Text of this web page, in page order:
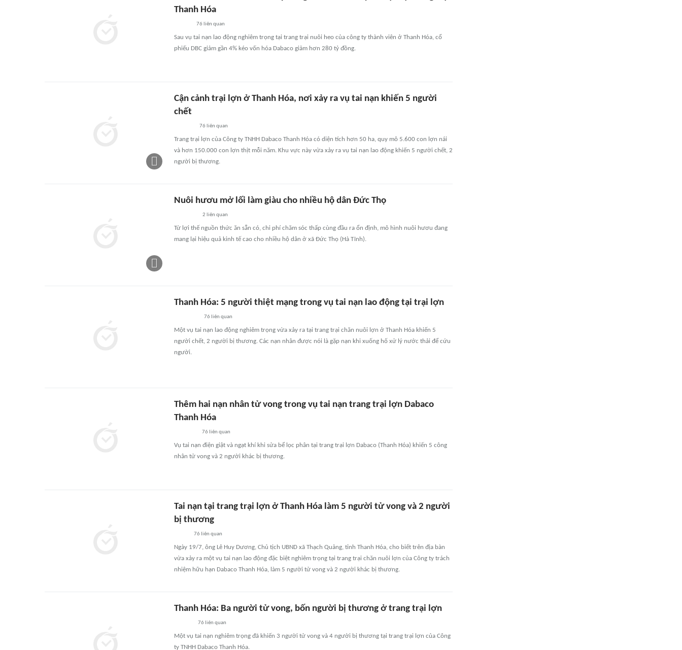
Thanh Hóa
76 liên quan
Sau vụ tai nạn lao động nghiêm trọng tại trang trại nuôi heo của công ty thành viên ở Thanh Hóa, cổ
phiếu DBC giảm gần 4% kéo vốn hóa Dabaco giảm hơn 280 tỷ đồng.
Cận cảnh trại lợn ở Thanh Hóa, nơi xảy ra vụ tai nạn khiến 5 người
chết
76 liên quan
Trang trại lợn của Công ty TNHH Dabaco Thanh Hóa có diện tích hơn 50 ha, quy mô 5.600 con lợn nái
và hơn 150.000 con lợn thịt mỗi năm. Khu vực này vừa xảy ra vụ tai nạn lao động khiến 5 người chết, 2
người bị thương.
Nuôi hươu mở lối làm giàu cho nhiều hộ dân Đức Thọ
2 liên quan
Từ lợi thế nguồn thức ăn sẵn có, chi phí chăm sóc thấp cùng đầu ra ổn định, mô hình nuôi hươu đang
mang lại hiệu quả kinh tế cao cho nhiều hộ dân ở xã Đức Thọ (Hà Tĩnh).
Thanh Hóa: 5 người thiệt mạng trong vụ tai nạn lao động tại trại lợn
76 liên quan
Một vụ tai nạn lao động nghiêm trọng vừa xảy ra tại trang trại chăn nuôi lợn ở Thanh Hóa khiến 5
người chết, 2 người bị thương. Các nạn nhân được nói là gặp nạn khi xuống hố xử lý nước thải để cứu
người.
Thêm hai nạn nhân tử vong trong vụ tai nạn trang trại lợn Dabaco
Thanh Hóa
76 liên quan
Vụ tai nạn điện giật và ngạt khí khi sửa bể lọc phân tại trang trại lợn Dabaco (Thanh Hóa) khiến 5 công
nhân tử vong và 2 người khác bị thương.
Tai nạn tại trang trại lợn ở Thanh Hóa làm 5 người tử vong và 2 người
bị thương
76 liên quan
Ngày 19/7, ông Lê Huy Dương, Chủ tịch UBND xã Thạch Quảng, tỉnh Thanh Hóa, cho biết trên địa bàn
vừa xảy ra một vụ tai nạn lao động đặc biệt nghiêm trọng tại trang trại chăn nuôi lợn của Công ty trách
nhiệm hữu hạn Dabaco Thanh Hóa, làm 5 người tử vong và 2 người khác bị thương.
Thanh Hóa: Ba người tử vong, bốn người bị thương ở trang trại lợn
76 liên quan
Một vụ tai nạn nghiêm trọng đã khiến 3 người tử vong và 4 người bị thương tại trang trại lợn của Công
ty TNHH Dabaco Thanh Hóa.